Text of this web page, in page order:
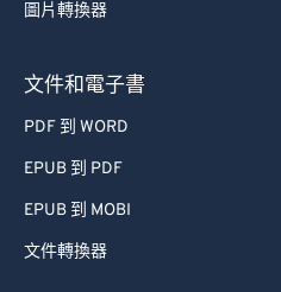
圖片轉換器
文件和電子書
PDF 到 WORD
EPUB 到 PDF
EPUB 到 MOBI
文件轉換器